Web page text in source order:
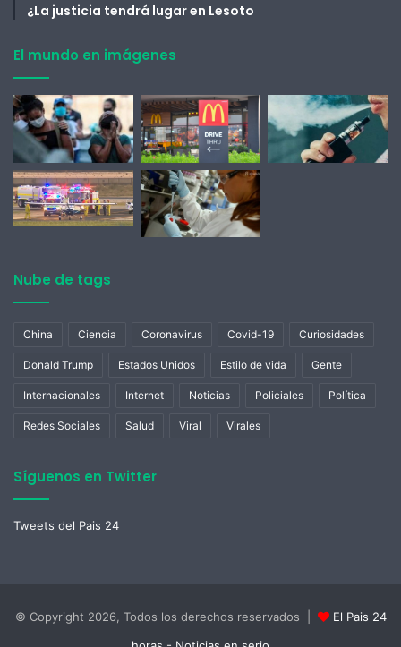
¿La justicia tendrá lugar en Lesoto
El mundo en imágenes
Nube de tags
China Ciencia Coronavirus Covid-19 Curiosidades
Donald Trump Estados Unidos Estilo de vida Gente
Internacionales Internet Noticias Policiales Política
Redes Sociales Salud Viral Virales
Síguenos en Twitter
Tweets del Pais 24
© Copyright 2026, Todos los derechos reservados |
El Pais 24